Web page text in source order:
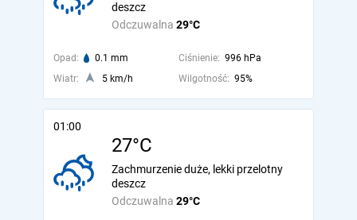
Odczuwalna 29°C
deszcz
Opad: 0.1 mm Ciśnienie: 996 hPa
Wiatr:
5 km/h Wilgotność: 95%
01:00
27°C
Odczuwalna 29°C
Zachmurzenie duże, lekki przelotny
deszcz